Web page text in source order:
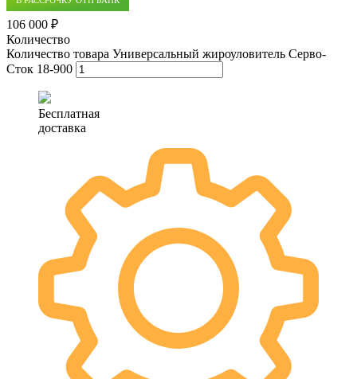
106 000 ₽
Количество
Количество товара Универсальный жироуловитель Серво-
Сток 18-900
Бесплатная
доставка